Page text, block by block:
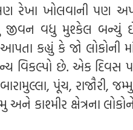
રેખા ખોલવાની પણ
જીવન વધુ મુશ્કેલ
કહ્યું કે જો લોકોની
વિકલ્પો છે. એક દિવસ
પૂંચ, રાજૌરી,
કાશ્મીર ક્ષેત્રના